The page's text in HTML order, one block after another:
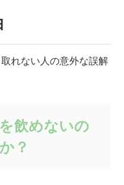
れない人の意外な誤解
飲めないの
？